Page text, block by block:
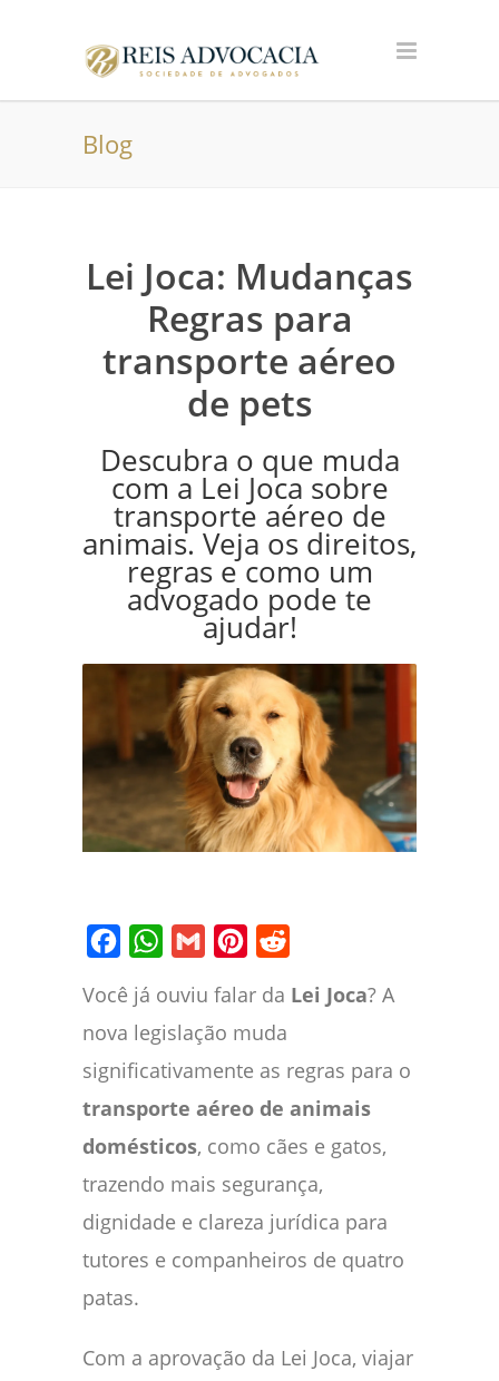
Blog
Lei Joca: Mudanças
Regras para
transporte aéreo
de pets
Descubra o que muda
com a Lei Joca sobre
transporte aéreo de
animais. Veja os direitos,
regras e como um
advogado pode te
ajudar!
Você já ouviu falar da Lei Joca? A
nova legislação muda
significativamente as regras para o
transporte aéreo de animais
domésticos, como cães e gatos,
trazendo mais segurança,
dignidade e clareza jurídica para
tutores e companheiros de quatro
patas.
Com a aprovação da Lei Joca, viajar